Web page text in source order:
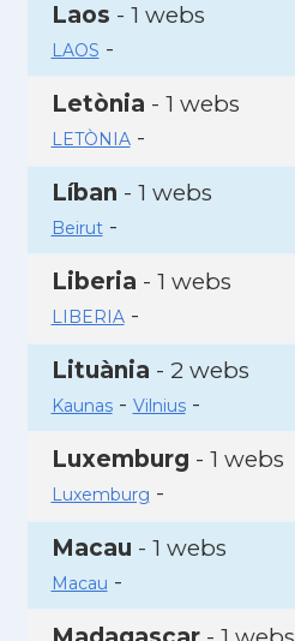
Laos - 1 webs
LAOS -
Letònia - 1 webs
LETÒNIA-
Líban - 1 webs
Beirut-
Liberia - 1 webs
LIBERIA-
Lituània - 2 webs
Kaunas- Vilnius-
Luxemburg - 1 webs
Luxemburg -
Macau - 1 webs
Macau -